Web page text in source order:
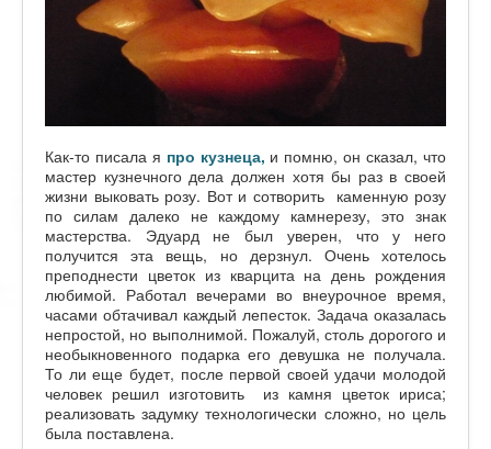
Как-то писала я про кузнеца, и помню, он сказал, что
мастер кузнечного дела должен хотя бы раз в своей
жизни выковать розу. Вот и сотворить каменную розу
по силам далеко не каждому камнерезу, это знак
мастерства. Эдуард не был уверен, что у него
получится эта вещь, но дерзнул. Очень хотелось
преподнести цветок из кварцита на день рождения
любимой. Работал вечерами во внеурочное время,
часами обтачивал каждый лепесток. Задача оказалась
непростой, но выполнимой. Пожалуй, столь дорогого и
необыкновенного подарка его девушка не получала.
То ли еще будет, после первой своей удачи молодой
человек решил изготовить из камня цветок ириса;
реализовать задумку технологически сложно, но цель
была поставлена.